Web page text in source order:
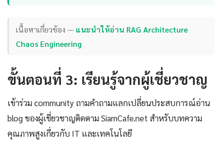
เนื้อหาเกี่ยวข้อง — แนะนำให้อ่าน RAG Architecture
Chaos Engineering
ขั้นตอนที่ 3: เรียนรู้จากผู้เชี่ยวชาญ
เข้าร่วม community ถามคำถามแลกเปลี่ยนประสบการณ์อ่าน
blog ของผู้เชี่ยวชาญติดตาม SiamCafe.net สำหรับบทความ
คุณภาพสูงเกี่ยวกับ IT และเทคโนโลยี